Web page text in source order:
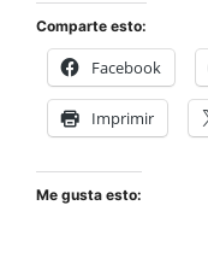
Comparte esto:
Facebook
Imprimir
Me gusta esto: